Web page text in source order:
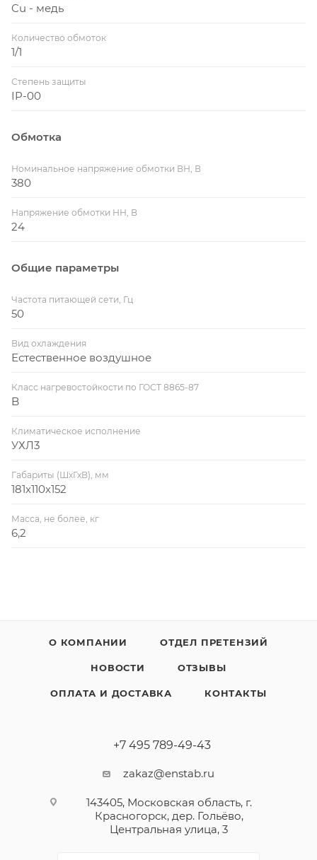
Cu - медь
Количество обмоток
1/1
Степень защиты
IP-00
Обмотка
Номинальное напряжение обмотки ВН, В
380
Напряжение обмотки НН, В
24
Общие параметры
Частота питающей сети, Гц
50
Вид охлаждения
Естественное воздушное
Класс нагревостойкости по ГОСТ 8865-87
B
Климатическое исполнение
УХЛ3
Габариты (ШхГхВ), мм
181х110х152
Масса, не более, кг
6,2
О КОМПАНИИ ОТДЕЛ ПРЕТЕНЗИЙ
НОВОСТИ ОТЗЫВЫ
ОПЛАТА И ДОСТАВКА КОНТАКТЫ
+7 495 789-49-43
zakaz@enstab.ru
143405, Московская область, г.
Красногорск, дер. Гольёво,
Центральная улица, 3